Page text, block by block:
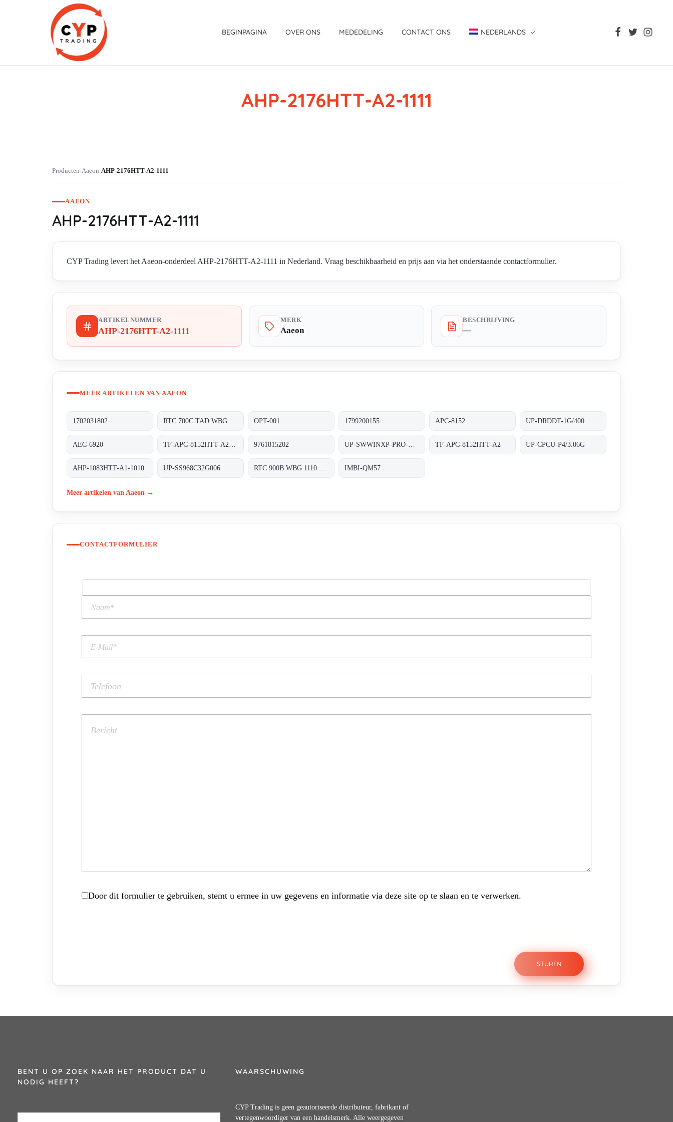
BEGINPAGINA OVER ONS MEDEDELING CONTACT ONS NEDERLANDS
AHP-2176HTT-A2-1111
Producten›Aaeon›AHP-2176HTT-A2-1111
AAEON
AHP-2176HTT-A2-1111
CYP Trading levert het Aaeon-onderdeel AHP-2176HTT-A2-1111 in Nederland. Vraag beschikbaarheid en prijs aan via het onderstaande contactformulier.
ARTIKELNUMMER
AHP-2176HTT-A2-1111
MERK
Aaeon
BESCHRIJVING
—
MEER ARTIKELEN VAN AAEON
1702031802. OPT-001 1799200155 APC-8152 UP-DRDDT-1G/400
AEC-6920 9761815202 TF-APC-8152HTT-A2 UP-CPCU-P4/3.06G
AHP-1083HTT-A1-1010 UP-SS968C32G006 IMBI-QM57
Meer artikelen van Aaeon →
CONTACTFORMULIER
Door dit formulier te gebruiken, stemt u ermee in uw gegevens en informatie via deze site op te slaan en te verwerken.
BENT U OP ZOEK NAAR HET PRODUCT DAT U
NODIG HEEFT?
WAARSCHUWING
CYP Trading is geen geautoriseerde distributeur, fabrikant of
vertegenwoordiger van een handelsmerk. Alle weergegeven